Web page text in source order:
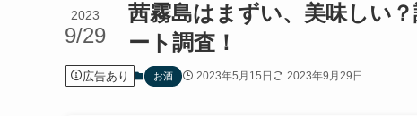
茜霧島はまずい、美味しい
ート調査！
2023
9/29
広告あり お酒 2023年5月15日 2023年9月29日